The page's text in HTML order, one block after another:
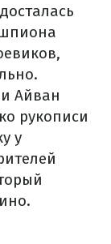
Айван
рукописи
у